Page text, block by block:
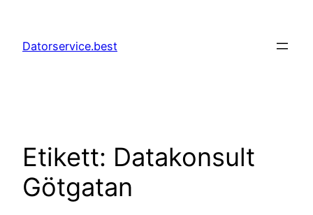
innehåll
Datorservice.best
Etikett: Datakonsult
Götgatan